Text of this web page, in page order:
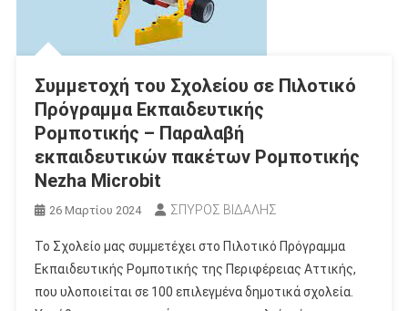
Συμμετοχή του Σχολείου σε Πιλοτικό
Πρόγραμμα Εκπαιδευτικής
Ρομποτικής – Παραλαβή
εκπαιδευτικών πακέτων Ρομποτικής
Nezha Microbit
26 Μαρτίου 2024 ΣΠΥΡΟΣ ΒΙΔΑΛΗΣ
Το Σχολείο μας συμμετέχει στο Πιλοτικό Πρόγραμμα
Εκπαιδευτικής Ρομποτικής της Περιφέρειας Αττικής,
που υλοποιείται σε 100 επιλεγμένα δημοτικά σχολεία.